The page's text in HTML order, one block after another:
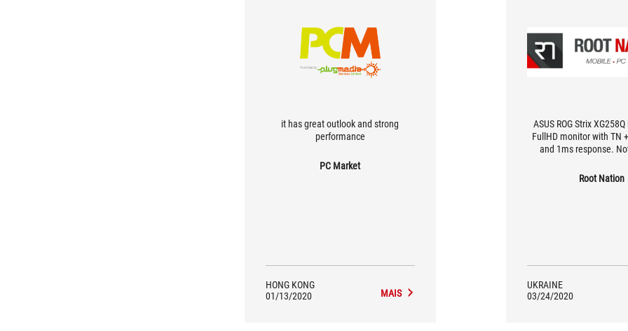
it has great outlook and strong
performance
PC Market
HONG KONG
01/13/2020
MAIS
ASUS ROG Strix
FullHD monitor with TN
and 1ms response.
moderately bright and
Root Nation
UKRAINE
03/24/2020